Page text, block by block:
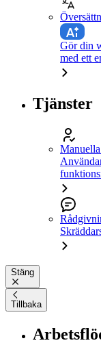
Gör din
med ett
Tjänster
Stäng
Tillbaka